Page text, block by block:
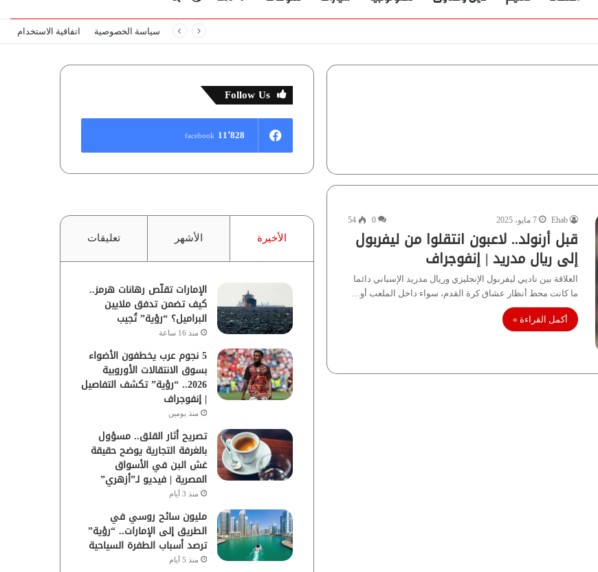
عنالمظلم
سياسة الخصوصية اتفاقية الاستخدام
Ehab 7 مايو، 2025 0
54
قبل أرنولد.. لاعبون انتقلوا من ليفربول
إلى ريال مدريد | إنفوجراف
العلاقة بين ناديي ليفربول الإنجليزي وريال مدريد الإسباني دائما
ما كانت محط أنظار عشاق كرة القدم، سواء داخل الملعب أو…
أكمل القراءة »
Follow Us
11٬828 facebook
الأخيرة الأشهر تعليقات
الإمارات تقلّص رهانات هرمز..
كيف تضمن تدفق ملايين
البراميل؟ “رؤية” تُجيب
منذ 16 ساعة
5 نجوم عرب يخطفون الأضواء
بسوق الانتقالات الأوروبية
2026.. “رؤية” تكشف التفاصيل
| إنفوجراف
منذ يومين
تصريح أثار القلق.. مسؤول
بالغرفة التجارية يوضح حقيقة
غش البن في الأسواق
المصرية | فيديو لـ”أزهري”
منذ 3 أيام
مليون سائح روسي في
الطريق إلى الإمارات.. “رؤية”
ترصد أسباب الطفرة السياحية
منذ 5 أيام